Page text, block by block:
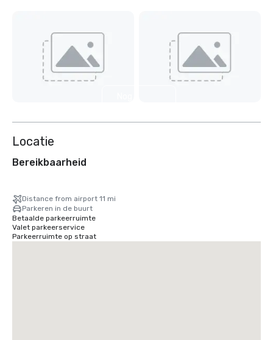
Locatie
Bereikbaarheid
Distance from airport 11 mi
Parkeren in de buurt
Betaalde parkeerruimte
Valet parkeerservice
Parkeerruimte op straat